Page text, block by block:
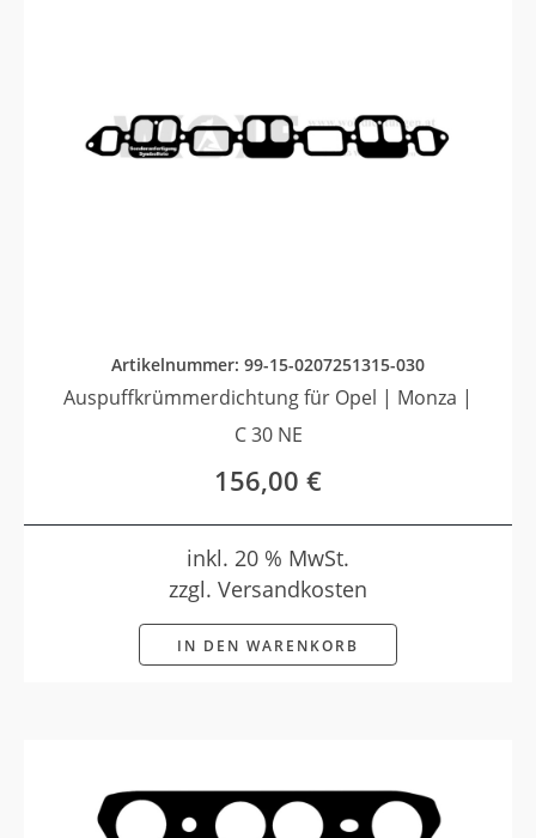
Artikelnummer: 99-15-0207251315-030
Auspuffkrümmerdichtung für Opel | Monza |
C 30 NE
156,00 €
inkl. 20 % MwSt.
zzgl. Versandkosten
IN DEN WARENKORB